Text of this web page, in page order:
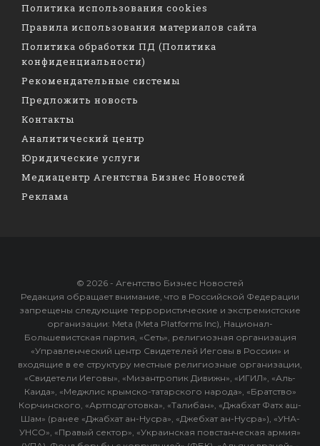
Политика использования cookies
Правила использования материалов сайта
Политика обработки ПД (Политика
конфиденциальности)
Рекомендательные системы
Предложить новость
Контакты
Аналитический центр
Юридические услуги
Медиацентр Агентства Бизнес Новостей
Реклама
© 2026 - Агентство Бизнес Новостей
Редакция обращает внимание, что в Российской Федерации
запрещены следующие террористические и экстремистские
организации: Meta (Meta Platforms Inc), Национал-
Большевистская партия, «Сеть», религиозная организация
«Управленческий центр Свидетелей Иеговы в России» и
входящие в ее структуру местные религиозные организации,
«Свидетели Иеговы», «Мизантропик Дивижн», «ИГИЛ», «Аль-
Каида», «Меджлис крымско-татарского народа», «Братство»
Корчинского, «Артподготовка», «Талибан», «Джабхат Фатх аш-
Шам» (ранее «Джабхат ан-Нусра», «Джебхат ан-Нусра»), «УНА-
УНСО», «Правый сектор», «Украинская повстанческая армия»